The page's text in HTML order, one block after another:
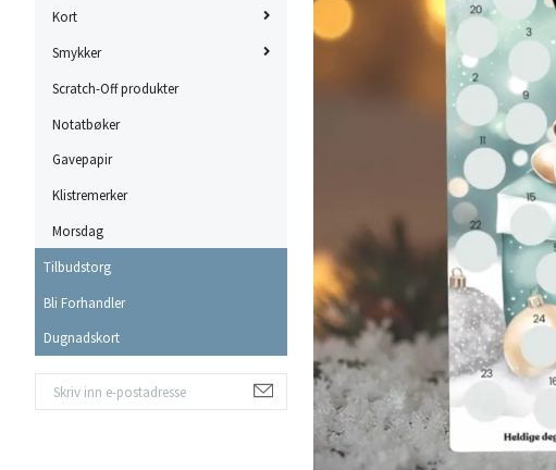
Kort
Smykker
Scratch-Off produkter
Notatbøker
Gavepapir
Klistremerker
Morsdag
Tilbudstorg
Bli Forhandler
Dugnadskort